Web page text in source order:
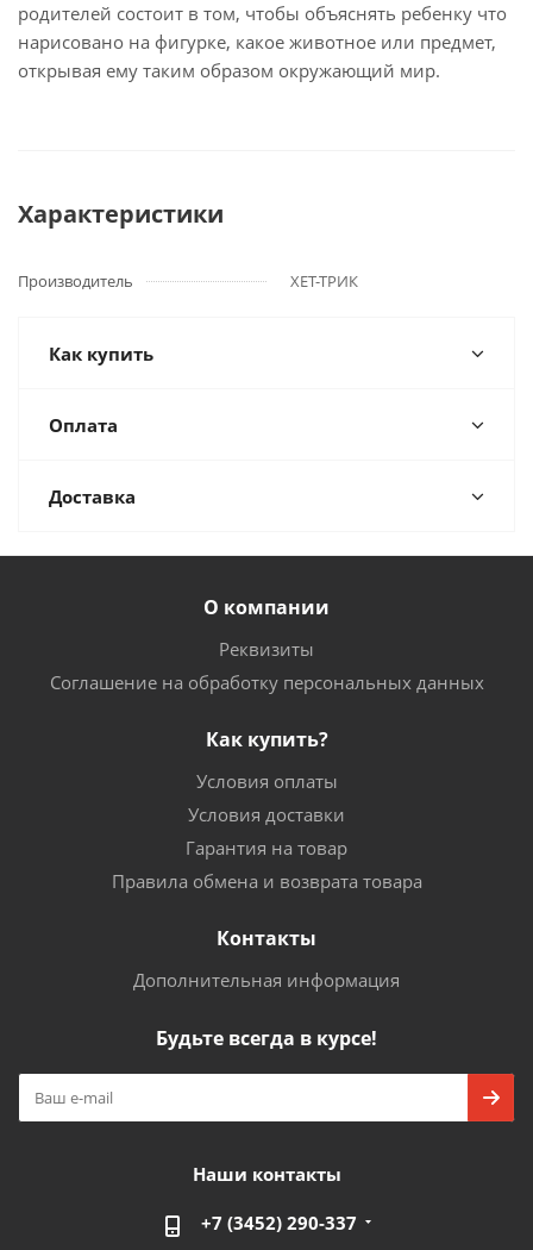
родителей состоит в том, чтобы объяснять ребенку что
нарисовано на фигурке, какое животное или предмет,
открывая ему таким образом окружающий мир.
Характеристики
Производитель ХЕТ-ТРИК
Как купить
Оплата
Доставка
О компании
Реквизиты
Соглашение на обработку персональных данных
Как купить?
Условия оплаты
Условия доставки
Гарантия на товар
Правила обмена и возврата товара
Контакты
Дополнительная информация
Будьте всегда в курсе!
Наши контакты
+7 (3452) 290-337